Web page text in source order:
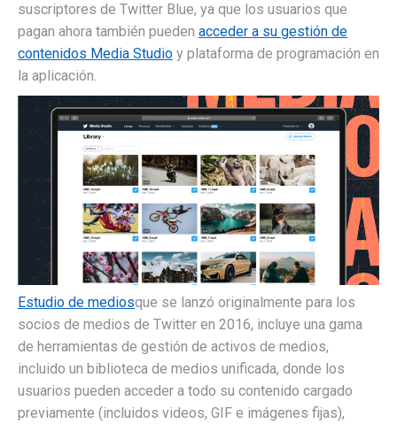
suscriptores de Twitter Blue, ya que los usuarios que
pagan ahora también pueden acceder a su gestión de
contenidos Media Studio y plataforma de programación en
la aplicación.
Estudio de mediosque se lanzó originalmente para los
socios de medios de Twitter en 2016, incluye una gama
de herramientas de gestión de activos de medios,
incluido un biblioteca de medios unificada, donde los
usuarios pueden acceder a todo su contenido cargado
previamente (incluidos videos, GIF e imágenes fijas),